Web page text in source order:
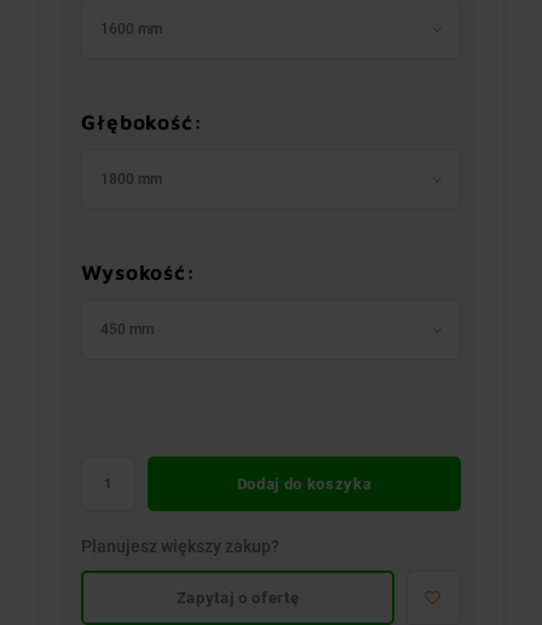
1600 mm
Głębokość:
1800 mm
Wysokość:
450 mm
Dodaj do koszyka
Planujesz większy zakup?
Zapytaj o ofertę